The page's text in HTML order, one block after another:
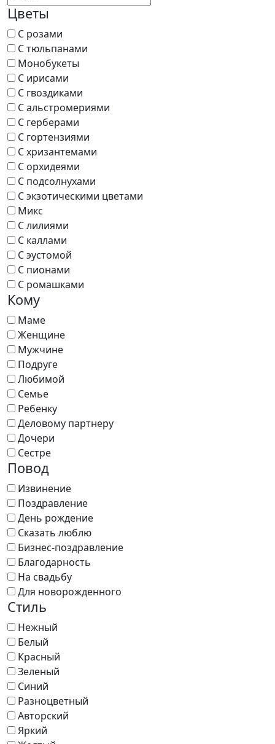
Цветы
С розами
С тюльпанами
Монобукеты
С ирисами
С гвоздиками
С альстромериями
С герберами
С гортензиями
С хризантемами
С орхидеями
С подсолнухами
С экзотическими цветами
Микс
С лилиями
С каллами
С эустомой
С пионами
С ромашками
Кому
Маме
Женщине
Мужчине
Подруге
Любимой
Семье
Ребенку
Деловому партнеру
Дочери
Сестре
Повод
Извинение
Поздравление
День рождение
Сказать люблю
Бизнес-поздравление
Благодарность
На свадьбу
Для новорожденного
Стиль
Нежный
Белый
Красный
Зеленый
Синий
Разноцветный
Авторский
Яркий